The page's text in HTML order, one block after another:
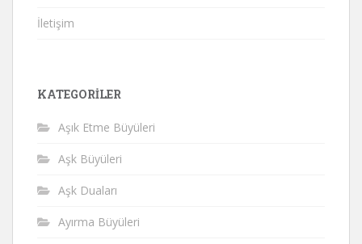
İletişim
KATEGORILER
Aşık Etme Büyüleri
Aşk Büyüleri
Aşk Duaları
Ayırma Büyüleri